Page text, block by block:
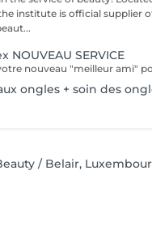
institute is official supplier
NOUVEAU SERVICE
ongles + soin des